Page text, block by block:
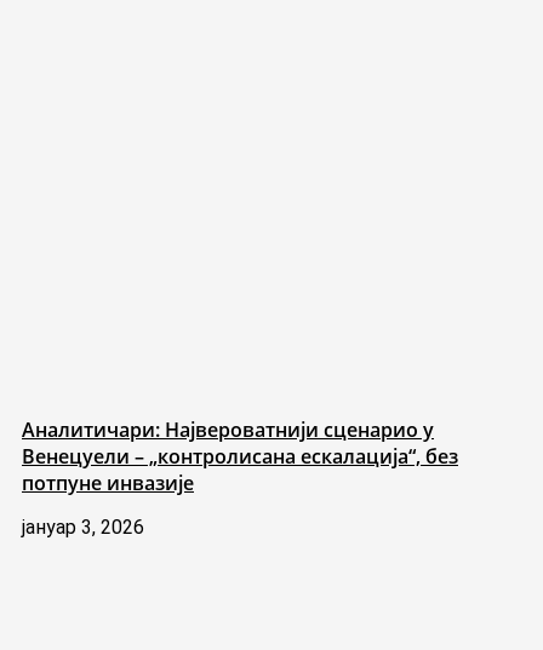
Аналитичари: Највероватнији сценарио у
Венецуели – „контролисана ескалација“, без
потпуне инвазије
јануар 3, 2026